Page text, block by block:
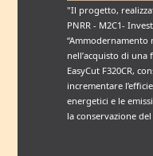
"Il progetto,
PNRR - M2C1-
“Ammodernamento
nell’acquisto di
EasyCut F320CR,
incrementare
energetici e le
la conservazione